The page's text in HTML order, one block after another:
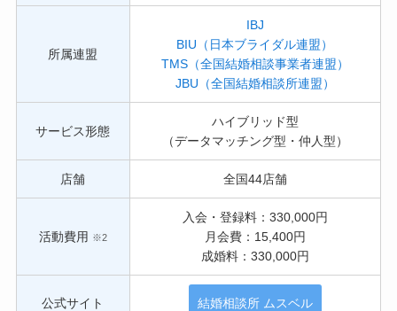
所属連盟
IBJ
BIU（日本ブライダル連盟）
TMS（全国結婚相談事業者連盟）
JBU（全国結婚相談所連盟）
サービス形態
ハイブリッド型
（データマッチング型・仲人型）
店舗 全国44店舗
活動費用 ※2
入会・登録料：330,000円
月会費：15,400円
成婚料：330,000円
公式サイト 結婚相談所 ムスベル